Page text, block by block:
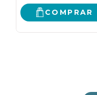
COMPRAR